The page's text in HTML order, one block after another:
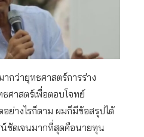
กว่ายุทธศาสตร์การร่าง
ศาสตร์เพื่อตอบโจทย์
ย่างไรก็ตาม ผมก็มีข้อสรุปได้
น์ชัดเจนมากที่สุดคือนายทุน